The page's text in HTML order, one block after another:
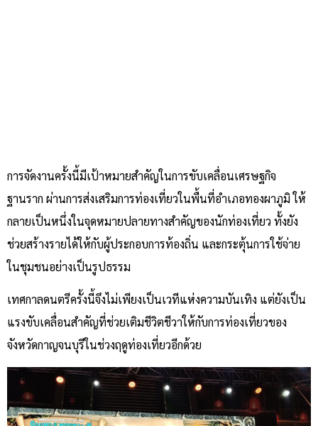
การจัดงานครั้งนี้มีเป้าหมายสำคัญในการขับเคลื่อนเศรษฐกิจ
ฐานราก ผ่านการส่งเสริมการท่องเที่ยวในพื้นที่อำเภอทองผาภูมิ ให้
กลายเป็นหนึ่งในจุดหมายปลายทางสำคัญของนักท่องเที่ยว ทั้งยัง
ช่วยสร้างรายได้ให้กับผู้ประกอบการท้องถิ่น และกระตุ้นการใช้จ่าย
ในชุมชนอย่างเป็นรูปธรรม
เทศกาลดนตรีครั้งนี้จึงไม่เพียงเป็นเวทีแห่งความบันเทิง แต่ยังเป็น
แรงขับเคลื่อนสำคัญที่ช่วยเติมชีวิตชีวาให้กับการท่องเที่ยวของ
จังหวัดกาญจนบุรีในช่วงฤดูท่องเที่ยวอีกด้วย